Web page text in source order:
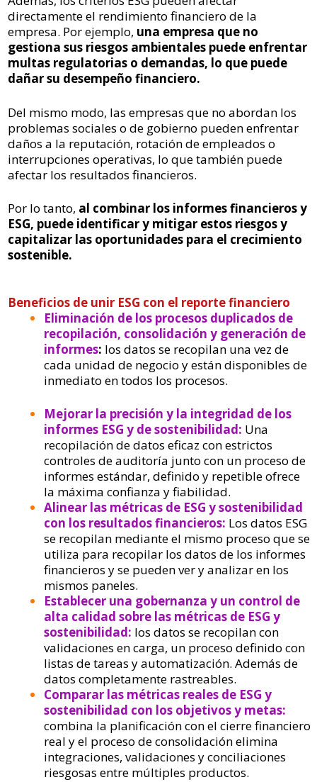
directamente el rendimiento financiero de la
empresa. Por ejemplo, una empresa que no
gestiona sus riesgos ambientales puede enfrentar
multas regulatorias o demandas, lo que puede
dañar su desempeño financiero.
Del mismo modo, las empresas que no abordan los
problemas sociales o de gobierno pueden enfrentar
daños a la reputación, rotación de empleados o
interrupciones operativas, lo que también puede
afectar los resultados financieros.
Por lo tanto, al combinar los informes financieros y
ESG, puede identificar y mitigar estos riesgos y
capitalizar las oportunidades para el crecimiento
sostenible.
Beneficios de unir ESG con el reporte financiero
Eliminación de los procesos duplicados de
recopilación, consolidación y generación de
informes: los datos se recopilan una vez de
cada unidad de negocio y están disponibles de
inmediato en todos los procesos.
Mejorar la precisión y la integridad de los
informes ESG y de sostenibilidad: Una
recopilación de datos eficaz con estrictos
controles de auditoría junto con un proceso de
informes estándar, definido y repetible ofrece
la máxima confianza y fiabilidad.
Alinear las métricas de ESG y sostenibilidad
con los resultados financieros: Los datos ESG
se recopilan mediante el mismo proceso que se
utiliza para recopilar los datos de los informes
financieros y se pueden ver y analizar en los
mismos paneles.
Establecer una gobernanza y un control de
alta calidad sobre las métricas de ESG y
sostenibilidad: los datos se recopilan con
validaciones en carga, un proceso definido con
listas de tareas y automatización. Además de
datos completamente rastreables.
Comparar las métricas reales de ESG y
sostenibilidad con los objetivos y metas:
combina la planificación con el cierre financiero
real y el proceso de consolidación elimina
integraciones, validaciones y conciliaciones
riesgosas entre múltiples productos.